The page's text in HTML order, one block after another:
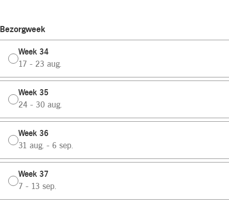
Bezorgweek
Week 34
17 - 23 aug.
Week 35
24 - 30 aug.
Week 36
31 aug. - 6 sep.
Week 37
7 - 13 sep.